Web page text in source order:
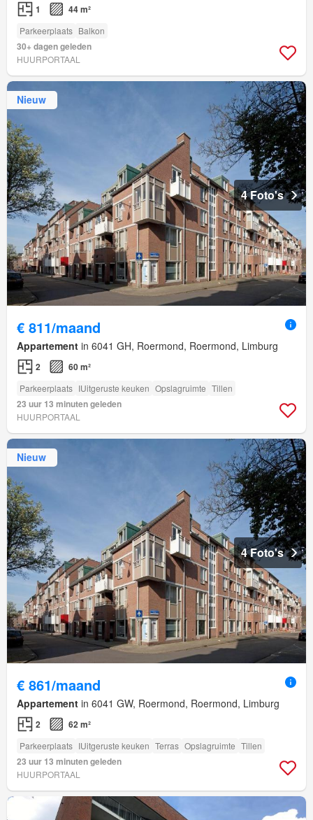
1 44 m²
Parkeerplaats Balkon
30+ dagen geleden
HUURPORTAAL
Nieuw
4 Foto's
€ 811/maand
Appartement in 6041 GH, Roermond, Roermond, Limburg
2 60 m²
Parkeerplaats IUitgeruste keuken Opslagruimte Tillen
23 uur 13 minuten geleden
HUURPORTAAL
Nieuw
4 Foto's
€ 861/maand
Appartement in 6041 GW, Roermond, Roermond, Limburg
2 62 m²
Parkeerplaats IUitgeruste keuken Terras Opslagruimte Tillen
23 uur 13 minuten geleden
HUURPORTAAL